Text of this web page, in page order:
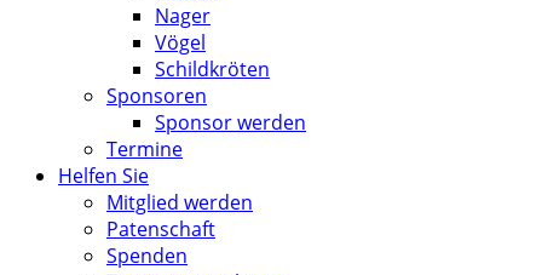
Nager
Vögel
Schildkröten
Sponsoren
Sponsor werden
Termine
Helfen Sie
Mitglied werden
Patenschaft
Spenden